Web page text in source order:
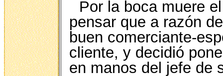
Por la boca muere
pensar que a razón
buen comerciante-
cliente, y decidió
en manos del jefe de